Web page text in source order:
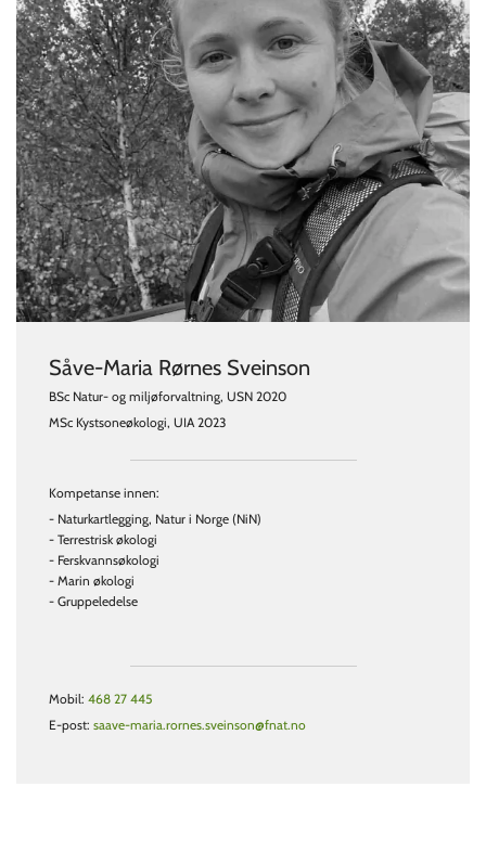
Såve-Maria Rørnes Sveinson
BSc Natur- og miljøforvaltning, USN 2020
MSc Kystsoneøkologi, UIA 2023
Kompetanse innen:
- Naturkartlegging, Natur i Norge (NiN)
- Terrestrisk økologi
- Ferskvannsøkologi
- Marin økologi
- Gruppeledelse
Mobil: 468 27 445
E-post: saave-maria.rornes.sveinson@fnat.no